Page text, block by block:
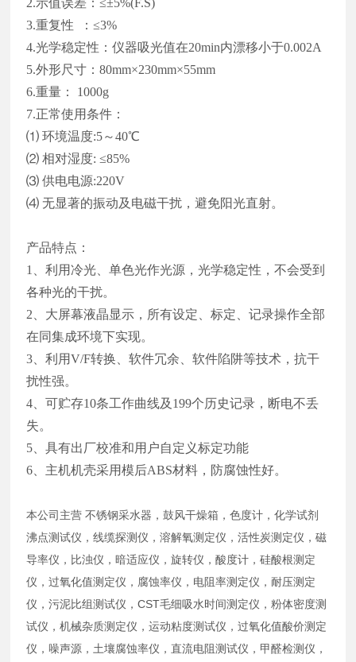
2.示值误差：≤±5%(F.S)
3.重复性 ：≤3%
4.光学稳定性：仪器吸光值在20min内漂移小于0.002A
5.外形尺寸：80mm×230mm×55mm
6.重量： 1000g
7.正常使用条件：
⑴ 环境温度:5～40℃
⑵ 相对湿度: ≤85%
⑶ 供电电源:220V
⑷ 无显著的振动及电磁干扰，避免阳光直射。
产品特点：
1、利用冷光、单色光作光源，光学稳定性，不会受到
各种光的干扰。
2、大屏幕液晶显示，所有设定、标定、记录操作全部
在同集成环境下实现。
3、利用V/F转换、软件冗余、软件陷阱等技术，抗干
扰性强。
4、可贮存10条工作曲线及199个历史记录，断电不丢
失。
5、具有出厂校准和用户自定义标定功能
6、主机机壳采用模后ABS材料，防腐蚀性好。
本公司主营 不锈钢采水器，鼓风干燥箱，色度计，化学试剂
沸点测试仪，线缆探测仪，溶解氧测定仪，活性炭测定仪，磁
导率仪，比浊仪，暗适应仪，旋转仪，酸度计，硅酸根测定
仪，过氧化值测定仪，腐蚀率仪，电阻率测定仪，耐压测定
仪，污泥比组测试仪，CST毛细吸水时间测定仪，粉体密度测
试仪，机械杂质测定仪，运动粘度测试仪，过氧化值酸价测定
仪，噪声源，土壤腐蚀率仪，直流电阻测试仪，甲醛检测仪，